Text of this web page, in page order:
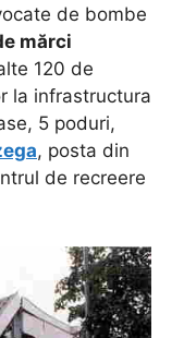
de bombe
mărci
120 de
la infrastructura
5 poduri,
, posta din
de recreere